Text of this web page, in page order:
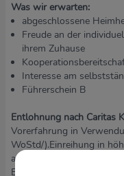
Was wir erwarten:
abgeschlossene
Freude an der
ihrem Zuhause
Interesse am
Führerschein B
Entlohnung nach Caritas
Vorerfahrung in
WoStd/).Einreihung in
anrechenbaren
Betriebsvereinbarungen.